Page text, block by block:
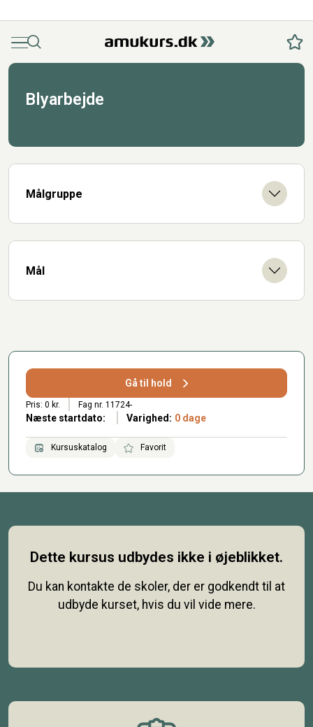
MenuSøg
Blyarbejde
Målgruppe
Mål
Gå til hold
Pris: 0 kr. Fag nr. 11724-
Næste startdato: Varighed: 0 dage
Kursuskatalog Favorit
Dette kursus udbydes ikke i øjeblikket.
Du kan kontakte de skoler, der er godkendt til at
udbyde kurset, hvis du vil vide mere.